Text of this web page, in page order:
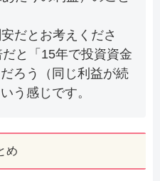
だとお考えくださ
と「15年で投資資金
ろう（同じ利益が続
う感じです。
め